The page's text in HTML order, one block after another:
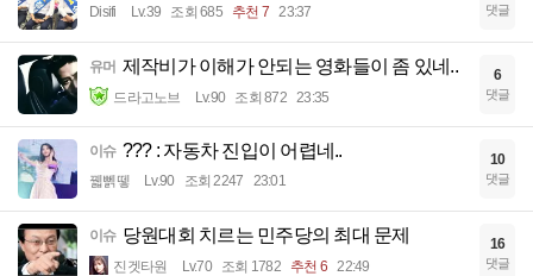
Disifi Lv.39 조회 685 추천 7 23:37 댓글
유머 제작비가 이해가 안되는 영화들이 좀 있네..
드라고노브 Lv.90 조회 872 23:35
6
댓글
이슈 ??? : 자동차 진입이 어렵네..
꿻뻵뗗 Lv.90 조회 2247 23:01
10
댓글
이슈 당원대회 치르는 민주당의 최대 문제
진겟타원 Lv.70 조회 1782 추천 6 22:49
16
댓글